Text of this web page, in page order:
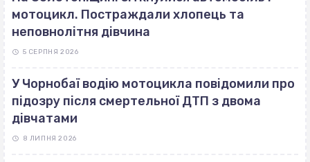
мотоцикл. Постраждали хлопець та
неповнолітня дівчина
5 СЕРПНЯ 2026
У Чорнобаї водію мотоцикла повідомили про
підозру після смертельної ДТП з двома
дівчатами
8 ЛИПНЯ 2026